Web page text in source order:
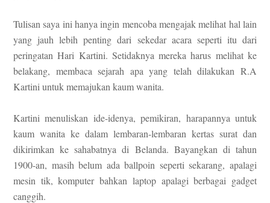
Tulisan saya ini hanya ingin mencoba mengajak melihat hal lain
yang jauh lebih penting dari sekedar acara seperti itu dari
peringatan Hari Kartini. Setidaknya mereka harus melihat ke
belakang, membaca sejarah apa yang telah dilakukan R.A
Kartini untuk memajukan kaum wanita.
Kartini menuliskan ide-idenya, pemikiran, harapannya untuk
kaum wanita ke dalam lembaran-lembaran kertas surat dan
dikirimkan ke sahabatnya di Belanda. Bayangkan di tahun
1900-an, masih belum ada ballpoin seperti sekarang, apalagi
mesin tik, komputer bahkan laptop apalagi berbagai gadget
canggih.